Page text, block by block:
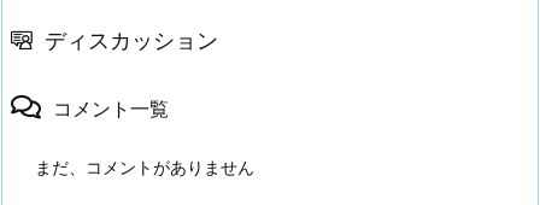
ディスカッション
コメント一覧
まだ、コメントがありません